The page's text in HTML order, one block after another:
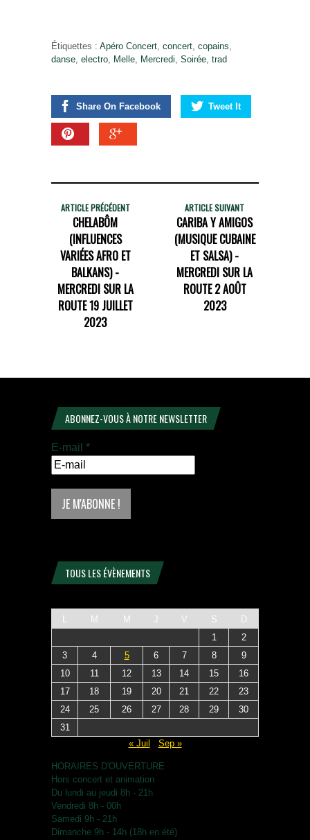
Étiquettes : Apéro Concert, concert, copains,
danse, electro, Melle, Mercredi, Soirée, trad
Share On Facebook Tweet It
ARTICLE PRÉCÉDENT
CHELABÔM
(INFLUENCES
VARIÉES AFRO ET
BALKANS) -
MERCREDI SUR LA
ROUTE 19 JUILLET
2023
ARTICLE SUIVANT
CARIBA Y AMIGOS
(MUSIQUE CUBAINE
ET SALSA) -
MERCREDI SUR LA
ROUTE 2 AOÛT
2023
ABONNEZ-VOUS À NOTRE NEWSLETTER
E-mail *
TOUS LES ÉVÈNEMENTS
L M M J V S
D
1
2
3
4 5 6 7 8
9
10
11 12 13 14 15
16
17
18 19 20 21 22
23
24
25 26 27 28 29
30
31
« Juil
Sep »
HORAIRES D'OUVERTURE
Hors concert et animation
Du lundi au jeudi 8h - 21h
Vendredi 8h - 00h
Samedi 9h - 21h
Dimanche 9h - 14h (18h en été)